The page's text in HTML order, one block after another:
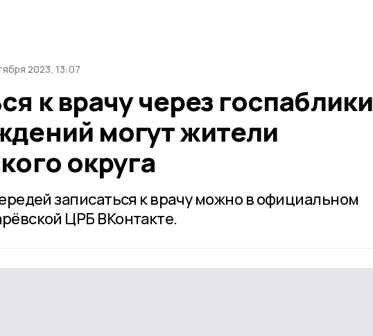
2023, 13:07
к врачу через госпаблики
могут жители
округа
записаться к врачу можно в официальном
ЦРБ ВКонтакте.